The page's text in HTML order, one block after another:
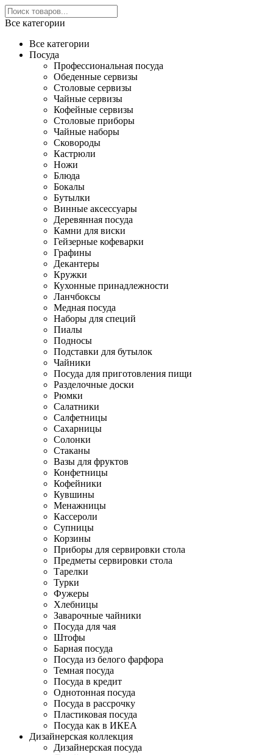
Все категории
Все категории
Посуда
Профессиональная посуда
Обеденные сервизы
Столовые сервизы
Чайные сервизы
Кофейные сервизы
Столовые приборы
Чайные наборы
Сковороды
Кастрюли
Ножи
Блюда
Бокалы
Бутылки
Винные аксессуары
Деревянная посуда
Камни для виски
Гейзерные кофеварки
Графины
Декантеры
Кружки
Кухонные принадлежности
Ланчбоксы
Медная посуда
Наборы для специй
Пиалы
Подносы
Подставки для бутылок
Чайники
Посуда для приготовления пищи
Разделочные доски
Рюмки
Салатники
Салфетницы
Сахарницы
Солонки
Стаканы
Вазы для фруктов
Конфетницы
Кофейники
Кувшины
Менажницы
Кассероли
Супницы
Корзины
Приборы для сервировки стола
Предметы сервировки стола
Тарелки
Турки
Фужеры
Хлебницы
Заварочные чайники
Посуда для чая
Штофы
Барная посуда
Посуда из белого фарфора
Темная посуда
Посуда в кредит
Однотонная посуда
Посуда в рассрочку
Пластиковая посуда
Посуда как в ИКЕА
Дизайнерская коллекция
Дизайнерская посуда